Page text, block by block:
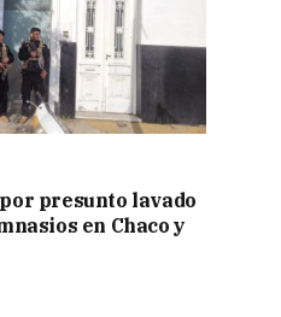
presunto lavado
en Chaco y